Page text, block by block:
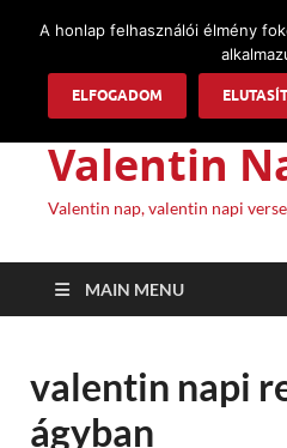
Valentin
Valentin nap, valentin napi
MAIN MENU
valentin napi
ágyban
A honlap felhasználói élmény
ELFOGADOM